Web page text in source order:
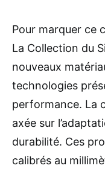
Pour marquer ce
La Collection du
nouveaux
technologies
performance. La
axée sur
durabilité. Ces
calibrés au